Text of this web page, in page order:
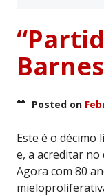
Posted on
Este é o
e, a acreditar no
Agora com 80